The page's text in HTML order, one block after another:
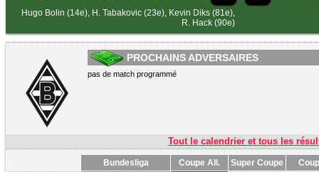
Hugo Bolin (14e), H. Tabakovic (23e), Kevin Diks (81e),
R. Hack (90e)
PROCHAINS ADVERSAIRES
pas de match programmé
Tout le calendrier et tous les
Bundesliga Coupe All. Super Coupe